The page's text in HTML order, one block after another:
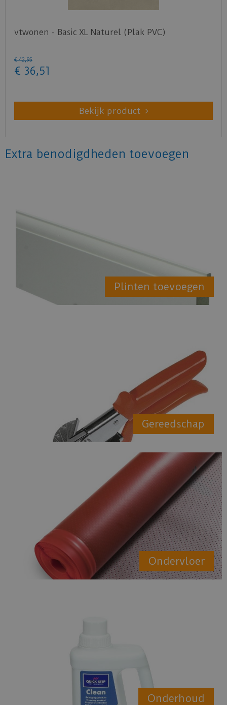
vtwonen - Basic XL Naturel (Plak PVC)
€ 42,95
€ 36,51
Bekijk product
Extra benodigdheden toevoegen
Plinten toevoegen
Gereedschap
Ondervloer
Onderhoud